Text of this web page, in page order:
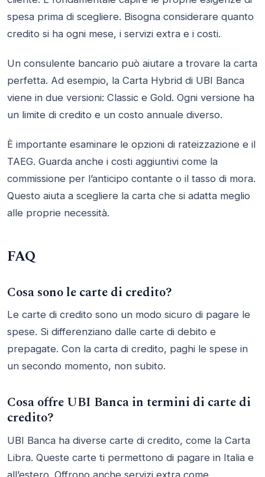
spesa prima di scegliere. Bisogna considerare quanto
credito si ha ogni mese, i servizi extra e i costi.
Un consulente bancario può aiutare a trovare la carta
perfetta. Ad esempio, la Carta Hybrid di UBI Banca
viene in due versioni: Classic e Gold. Ogni versione ha
un limite di credito e un costo annuale diverso.
È importante esaminare le opzioni di rateizzazione e il
TAEG. Guarda anche i costi aggiuntivi come la
commissione per l’anticipo contante o il tasso di mora.
Questo aiuta a scegliere la carta che si adatta meglio
alle proprie necessità.
FAQ
Cosa sono le carte di credito?
Le carte di credito sono un modo sicuro di pagare le
spese. Si differenziano dalle carte di debito e
prepagate. Con la carta di credito, paghi le spese in
un secondo momento, non subito.
Cosa offre UBI Banca in termini di carte di
credito?
UBI Banca ha diverse carte di credito, come la Carta
Libra. Queste carte ti permettono di pagare in Italia e
all’estero. Offrono anche servizi extra come